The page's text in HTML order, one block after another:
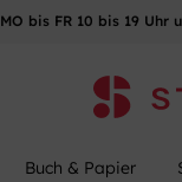
MO bis FR 10 bis 19 Uhr
Buch & Papier